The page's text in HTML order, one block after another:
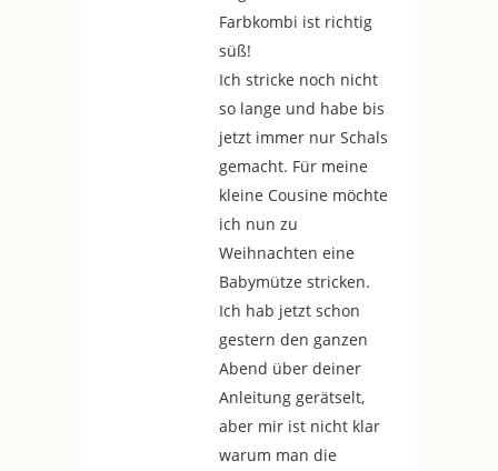
Farbkombi ist richtig
süß!
Ich stricke noch nicht
so lange und habe bis
jetzt immer nur Schals
gemacht. Für meine
kleine Cousine möchte
ich nun zu
Weihnachten eine
Babymütze stricken.
Ich hab jetzt schon
gestern den ganzen
Abend über deiner
Anleitung gerätselt,
aber mir ist nicht klar
warum man die